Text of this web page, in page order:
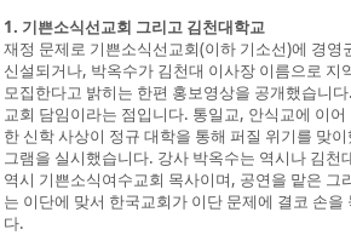
1. 기쁜소식선교회 그리고 김천대학교
재정 문제로 기쁜소식선교회(이하 기소선)에 경
신설되거나, 박옥수가 김천대 이사장 이름으로
모집한다고 밝히는 한편 홍보영상을 공개했습니
교회 담임이라는 점입니다. 통일교, 안식교에 이
한 신학 사상이 정규 대학을 통해 퍼질 위기를 맞
그램을 실시했습니다. 강사 박옥수는 역시나 김
역시 기쁜소식여수교회 목사이며, 공연을 맡은
는 이단에 맞서 한국교회가 이단 문제에 결코 손
다.